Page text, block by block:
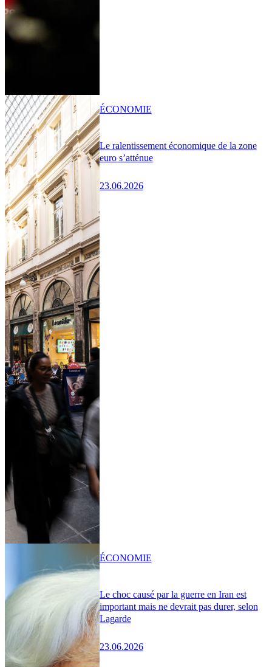
Le ralentissement économique de la zone
euro s’atténue
23.06.2026
ÉCONOMIE
Le choc causé par la guerre en Iran est
important mais ne devrait pas durer, selon
Lagarde
23.06.2026
ÉCONOMIE